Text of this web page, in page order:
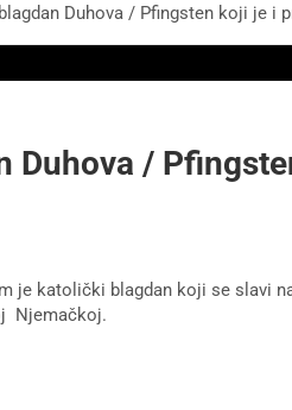
Duhova / Pfingsten koji je i
Duhova /
je katolički blagdan koji se slavi
Njemačkoj.